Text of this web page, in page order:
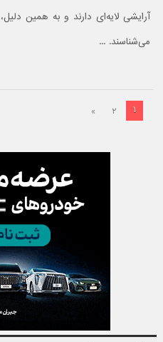
آرایشی لایه‌ای دارند و به همین
می‌شناسند. ...
۱ ۲ »